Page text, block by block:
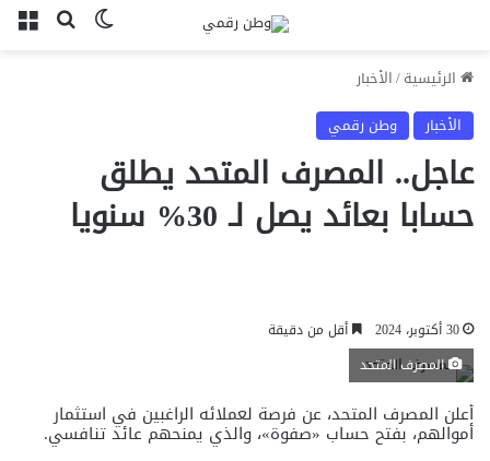
بحث عنالوضع
الرئيسية/الأخبار
الأخبار
وطن رقمي
عاجل.. المصرف المتحد يطلق
حسابا بعائد يصل لـ 30% سنويا
30 أكتوبر، 2024
أقل من دقيقة
المصرف المتحد
أعلن المصرف المتحد، عن فرصة لعملائه الراغبين في استثمار
أموالهم، بفتح حساب «صفوة»، والذي يمنحهم عائد تنافسي.